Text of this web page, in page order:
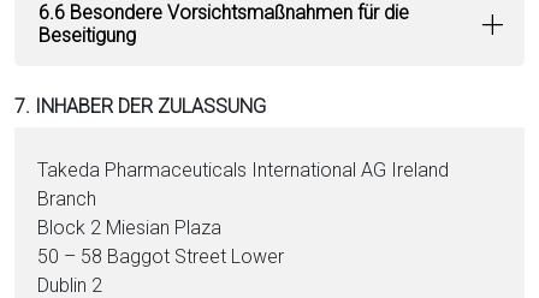
6.6 Besondere Vorsichtsmaßnahmen für die
Beseitigung
7. INHABER DER ZULASSUNG
Takeda Pharmaceuticals In­ter­na­tio­nal AG Ireland
Branch
Block 2 Miesian Plaza
50 – 58 Baggot Street Lower
Dublin 2